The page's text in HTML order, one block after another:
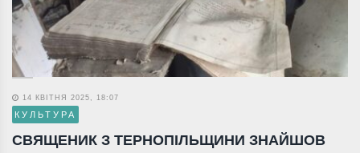
14 КВІТНЯ 2025, 18:07
КУЛЬТУРА
СВЯЩЕНИК З ТЕРНОПІЛЬЩИНИ ЗНАЙШОВ